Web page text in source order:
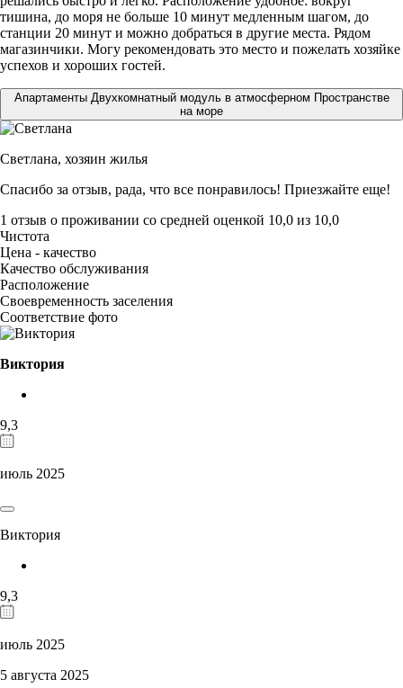
тишина, до моря не больше 10 минут медленным шагом, до
станции 20 минут и можно добраться в другие места. Рядом
магазинчики. Могу рекомендовать это место и пожелать хозяйке
успехов и хороших гостей.
Апартаменты Двухкомнатный модуль в атмосферном Пространстве
на море
Светлана, хозяин жилья
Спасибо за отзыв, рада, что все понравилось! Приезжайте еще!
1 отзыв о проживании со средней оценкой 10,0 из 10,0
Чистота
Цена - качество
Качество обслуживания
Расположение
Своевременность заселения
Соответствие фото
Виктория
9,3
июль 2025
Виктория
9,3
июль 2025
5 августа 2025